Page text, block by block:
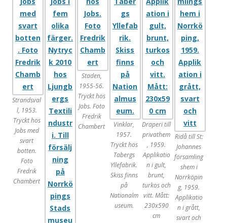
Strandsval
l, 1953.
Tryckt hos
Jobs med
svart
botten.
Foto
Fredrik
Chambert
Staden,
1955-56.
Tryckt hos
Jobs. Foto
Fredrik
Chambert
Vinklar,
1957.
Tryckt hos
Tabergs
Yllefabrik.
Skiss finns
på
Nationalm
useum.
Draperi till
privathem
, 1959.
Applikatio
n i gult,
brunt,
turkos och
vitt. Mått:
230x590
cm
Ridå till St:
Johannes
församling
shem i
Norrköpin
g, 1959.
Applikatio
n i grått,
svart och